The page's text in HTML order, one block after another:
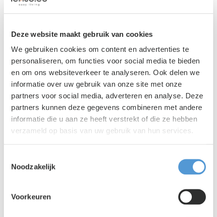
Deze website maakt gebruik van cookies
We gebruiken cookies om content en advertenties te
personaliseren, om functies voor social media te bieden
en om ons websiteverkeer te analyseren. Ook delen we
informatie over uw gebruik van onze site met onze
partners voor social media, adverteren en analyse. Deze
partners kunnen deze gegevens combineren met andere
informatie die u aan ze heeft verstrekt of die ze hebben
verzameld op basis van uw gebruik van hun services.
Noodzakelijk
Voorkeuren
03 augustus 2026
Is jouw organisatie klaar voor het